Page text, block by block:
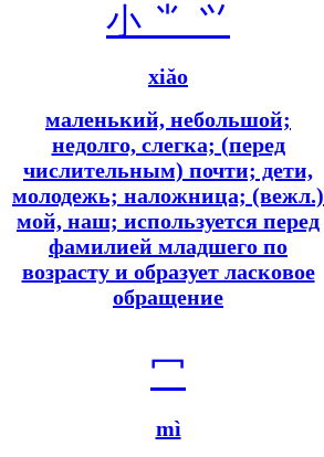
小 ⺌ ⺍
xiǎo
маленький, небольшой;
недолго, слегка; (перед
числительным) почти; дети,
молодежь; наложница; (вежл.)
мой, наш; используется перед
фамилией младшего по
возрасту и образует ласковое
обращение
冖
mì